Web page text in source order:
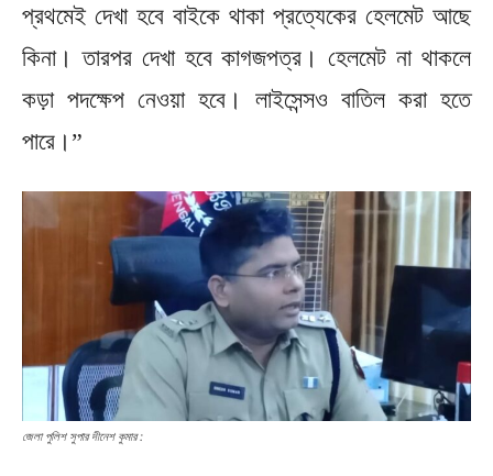
প্রথমেই দেখা হবে বাইকে থাকা প্রত্যেকের হেলমেট আছে
কিনা। তারপর দেখা হবে কাগজপত্র। হেলমেট না থাকলে
কড়া পদক্ষেপ নেওয়া হবে। লাইসেন্সও বাতিল করা হতে
পারে।”
জেলা পুলিশ সুপার দীনেশ কুমার :